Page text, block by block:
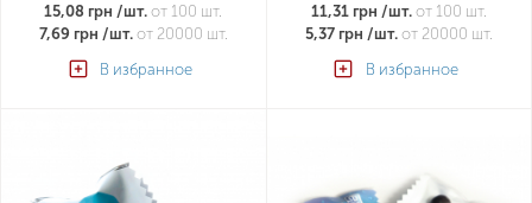
15,08 грн /шт. от 100 шт.
7,69 грн /шт.от 20000 шт.
В избранное
11,31 грн /шт.от 100 шт.
5,37 грн /шт.от 20000 шт.
В избранное